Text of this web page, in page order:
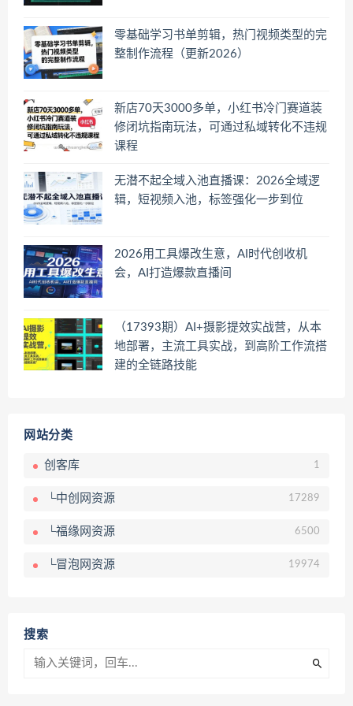
零基础学习书单剪辑，热门视频类型的完
整制作流程（更新2026）
新店70天3000多单，小红书冷门赛道装
修闭坑指南玩法，可通过私域转化不违规
课程
无潜不起全域入池直播课：2026全域逻
辑，短视频入池，标签强化一步到位
2026用工具爆改生意，AI时代创收机
会，AI打造爆款直播间
（17393期）AI+摄影提效实战营，从本
地部署，主流工具实战，到高阶工作流搭
建的全链路技能
网站分类
创客库 1
└中创网资源 17289
└福缘网资源 6500
└冒泡网资源 19974
搜索